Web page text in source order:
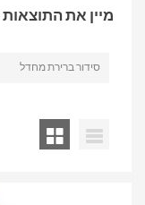
מיין את התוצאות
סידור ברירת מחדל